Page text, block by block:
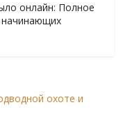
онлайн: Полное
начинающих
охоте и